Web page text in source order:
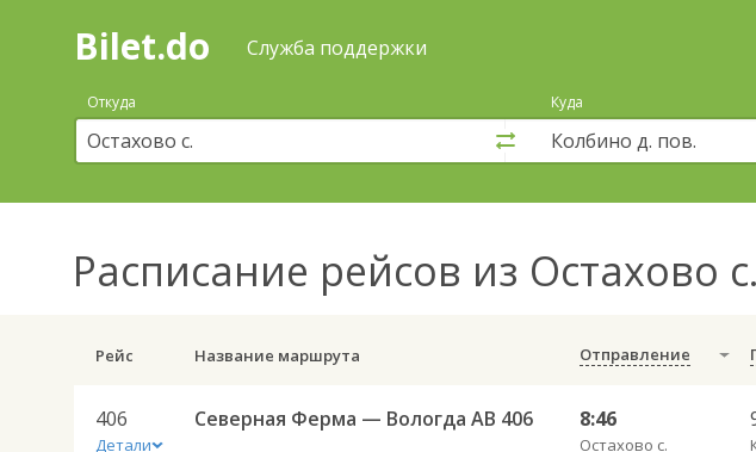
Поиск
покупка
билетов
автобус
онлайн
Bilet.do Служба поддержки
Откуда Куда
Расписание рейсов из Остахово
Рейс Название маршрута Отправление
406
Детали
Северная Ферма — Вологда АВ 406 8:46
Остахово с.